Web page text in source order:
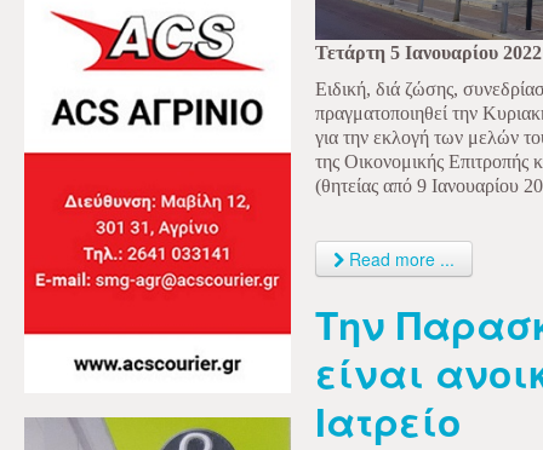
Τετάρτη 5 Ιανουαρίου 2022
Ειδική, διά ζώσης,
πραγματοποιηθεί την
για την εκλογή των μελών
της Οικονομικής Επιτροπής
(θητείας από 9 Ιανουαρίου
Read more ...
Την
είναι
Ιατρείο